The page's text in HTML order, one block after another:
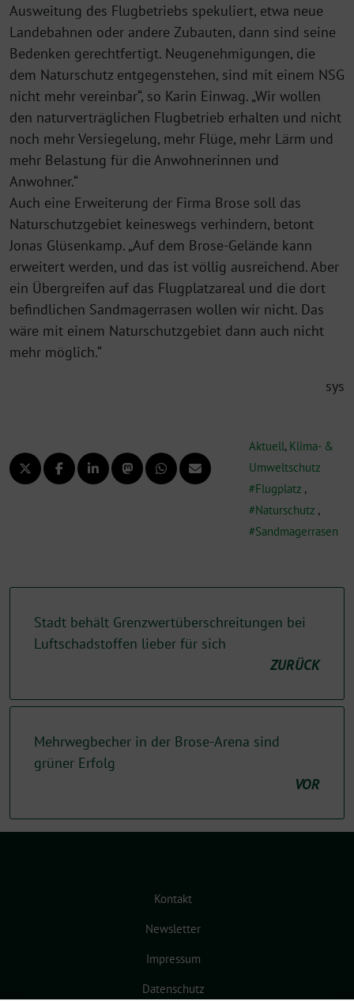
Ausweitung des Flugbetriebs spekuliert, etwa neue
Landebahnen oder andere Zubauten, dann sind seine
Bedenken gerechtfertigt. Neugenehmigungen, die
dem Naturschutz entgegenstehen, sind mit einem NSG
nicht mehr vereinbar“, so Karin Einwag. „Wir wollen
den naturverträglichen Flugbetrieb erhalten und nicht
noch mehr Versiegelung, mehr Flüge, mehr Lärm und
mehr Belastung für die Anwohnerinnen und
Anwohner.“
Auch eine Erweiterung der Firma Brose soll das
Naturschutzgebiet keineswegs verhindern, betont
Jonas Glüsenkamp. „Auf dem Brose-Gelände kann
erweitert werden, und das ist völlig ausreichend. Aber
ein Übergreifen auf das Flugplatzareal und die dort
befindlichen Sandmagerrasen wollen wir nicht. Das
wäre mit einem Naturschutzgebiet dann auch nicht
mehr möglich.“
sys
Aktuell, Klima- &
Umweltschutz
Flugplatz ,
Naturschutz ,
Sandmagerrasen
Stadt behält Grenzwertüberschreitungen bei
Luftschadstoffen lieber für sich
ZURÜCK
Mehrwegbecher in der Brose-Arena sind
grüner Erfolg
VOR
Kontakt
Newsletter
Impressum
Datenschutz